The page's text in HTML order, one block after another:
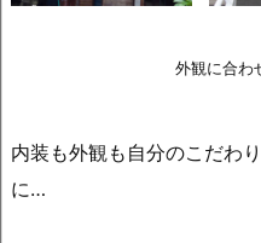
外観に合わ
内装も外観も自分のこだわ
に…